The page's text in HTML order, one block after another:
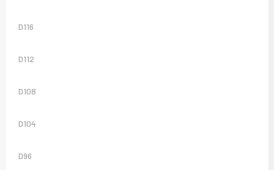
D116
D112
D108
D104
D96